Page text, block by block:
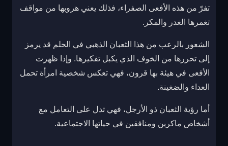
تفرّ من هذه الأفعى الصفراء، فذلك يعني هروبها من مواقف
تغمرها الغدر والمكر.
الشعور بالرعب من هذا الثعبان الذهبي في الحلم قد يرمز
إلى تحررها من الخوف الذي يكبل تفكيرها. وإذا ظهرت
الأفعى في هيئة بها قرون، فهي تعكس شخصية امرأة تحمل
العداء والضغينة.
أما رؤية الثعبان ذو الأرجل، فهي تدل على التعامل مع
أشخاص ماكرين ومنافقين في حياتها الاجتماعية.